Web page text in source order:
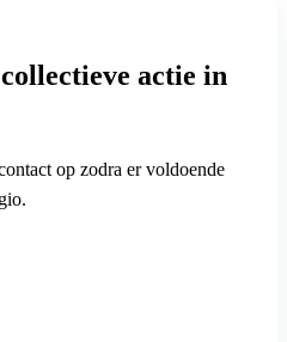
actie in
op zodra er voldoende